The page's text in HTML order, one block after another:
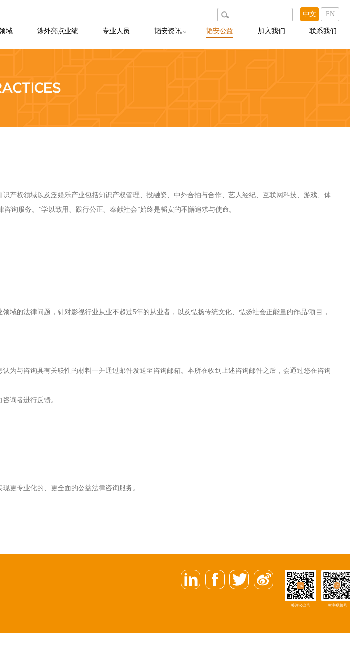
中文 EN
域 涉外亮点业绩 专业人员
韬安资讯
韬安公益 加入我们 联系我们
产权领域以及泛娱乐产业包括知识产权管理、投融资、中外合拍与合作、艺人经纪、互联网科技、游戏、体
询服务。“学以致用、践行公正、奉献社会”始终是韬安的不懈追求与使命。
域的法律问题，针对影视行业从业不超过5年的从业者，以及弘扬传统文化、弘扬社会正能量的作品/项目，
为与咨询具有关联性的材料一并通过邮件发送至咨询邮箱。本所在收到上述咨询邮件之后，会通过您在咨询
询者进行反馈。
更专业化的、更全面的公益法律咨询服务。
关注视频号
关注公众号